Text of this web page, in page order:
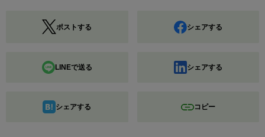
ポストする シェアする
LINEで送る シェアする
シェアする コピー